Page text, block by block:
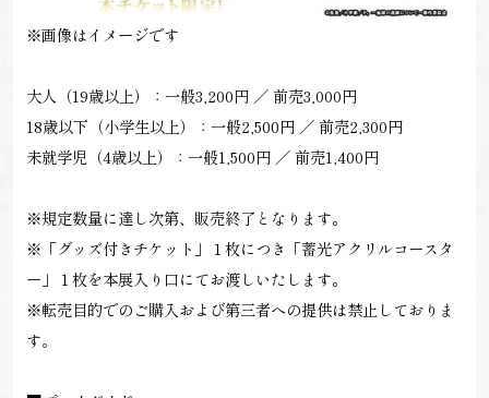
※画像はイメージです
大人（19歳以上）：一般3,200円 ／ 前売3,000円
18歳以下（小学生以上）：一般2,500円 ／ 前売2,300円
未就学児（4歳以上）：一般1,500円 ／ 前売1,400円
※規定数量に達し次第、販売終了となります。
※「グッズ付きチケット」１枚につき「蓄光アクリルコースタ
ー」１枚を本展入り口にてお渡しいたします。
※転売目的でのご購入および第三者への提供は禁止しておりま
す。